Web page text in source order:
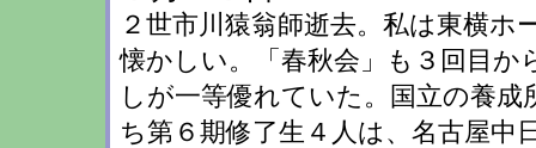
２世市川猿翁師逝去。私は東横
懐かしい。「春秋会」も３回目
しが一等優れていた。国立の養
ち第６期修了生４人は、名古屋中